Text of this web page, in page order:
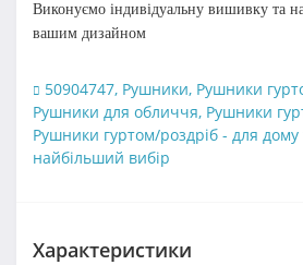
Виконуємо індивідуальну вишивку та
вашим дизайном
50904747, Рушники, Рушники
Рушники для обличчя, Рушники
Рушники гуртом/роздріб - для дому
найбільший вибір
Характеристики